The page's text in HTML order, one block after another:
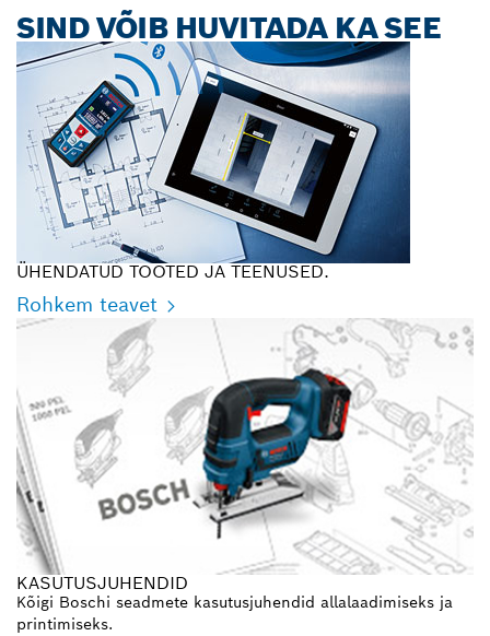
SIND VÕIB HUVITADA KA SEE
ÜHENDATUD TOOTED JA TEENUSED.
Rohkem teavet
KASUTUSJUHENDID
Kõigi Boschi seadmete kasutusjuhendid allalaadimiseks ja
printimiseks.